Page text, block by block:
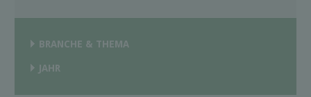
BRANCHE & THEMA
JAHR